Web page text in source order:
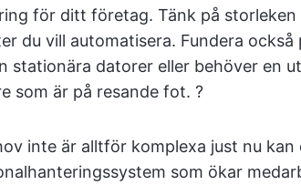
för ditt företag. Tänk på
du vill automatisera. Fundera
stationära datorer eller behöver en
som är på resande fot. ?
inte är alltför komplexa just nu
som ökar